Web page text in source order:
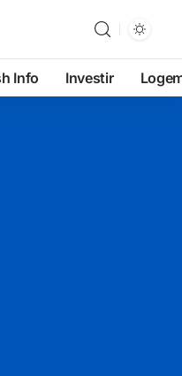
Info Investir